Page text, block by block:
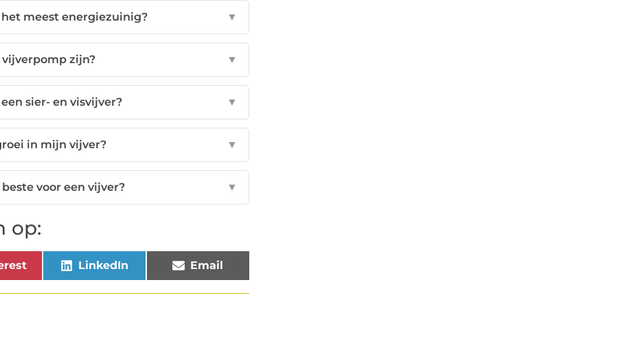
meest energiezuinig? ▼
zijn? ▼
sier- en visvijver? ▼
in mijn vijver? ▼
voor een vijver? ▼
op:
LinkedIn Email